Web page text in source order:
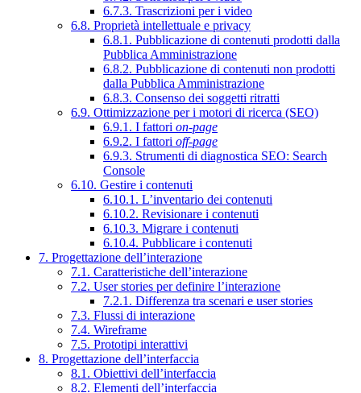
6.7.3. Trascrizioni per i video
6.8. Proprietà intellettuale e privacy
6.8.1. Pubblicazione di contenuti prodotti dalla
Pubblica Amministrazione
6.8.2. Pubblicazione di contenuti non prodotti
dalla Pubblica Amministrazione
6.8.3. Consenso dei soggetti ritratti
6.9. Ottimizzazione per i motori di ricerca (SEO)
6.9.1. I fattori on-page
6.9.2. I fattori off-page
6.9.3. Strumenti di diagnostica SEO: Search
Console
6.10. Gestire i contenuti
6.10.1. L’inventario dei contenuti
6.10.2. Revisionare i contenuti
6.10.3. Migrare i contenuti
6.10.4. Pubblicare i contenuti
7. Progettazione dell’interazione
7.1. Caratteristiche dell’interazione
7.2. User stories per definire l’interazione
7.2.1. Differenza tra scenari e user stories
7.3. Flussi di interazione
7.4. Wireframe
7.5. Prototipi interattivi
8. Progettazione dell’interfaccia
8.1. Obiettivi dell’interfaccia
8.2. Elementi dell’interfaccia